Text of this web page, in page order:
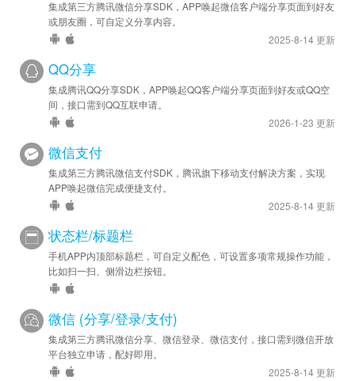
集成第三方腾讯微信分享SDK，APP唤起微信客户端分享页面到好友
或朋友圈，可自定义分享内容。
2025-8-14 更新
QQ分享
集成腾讯QQ分享SDK，APP唤起QQ客户端分享页面到好友或QQ空
间，接口需到QQ互联申请。
2026-1-23 更新
微信支付
集成第三方腾讯微信支付SDK，腾讯旗下移动支付解决方案，实现
APP唤起微信完成便捷支付。
2025-8-14 更新
状态栏/标题栏
手机APP内顶部标题栏，可自定义配色，可设置多项常规操作功能，
比如扫一扫、侧滑边栏按钮。
微信 (分享/登录/支付)
集成第三方腾讯微信分享、微信登录、微信支付，接口需到微信开放
平台独立申请，配好即用。
2025-8-14 更新